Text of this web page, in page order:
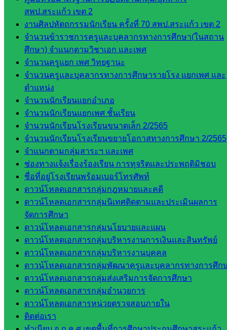
สพป.สระแก้ว เขต 2
งานศิลปหัตถกรรมนักเรียน ครั้งที่ 70 สพป.สระแก้ว เขต 2
จำนวนข้าราชการครูและบุคลากรทางการศึกษา(ในสถาน
ศึกษา) จำแนกตามวิชาเอก และเพศ
จำนวนครูแยก เพศ วิทยฐานะ
จำนวนครูและบุคลากรทางการศึกษารายโรง แยกเพศ และ
ตำแหน่ง
จำนวนนักเรียนแยกอำเภอ
จำนวนนักเรียนแยกเพศ ชั้นเรียน
จำนวนนักเรียนโรงเรียนขนาดเล็ก 2/2565
จำนวนนักเรียนโรงเรียนขยายโอกาสทางการศึกษา 2/2565
จำแนกตามกลุ่มสาระฯ และเพศ
ช่องทางแจ้งเรื่องร้องเรียน การทุจริตและประพฤติมิชอบ
ชื่อที่อยู่โรงเรียนพร้อมเบอร์โทรศัพท์
ดาวน์โหลดเอกสารกลุ่มกฎหมายและคดี
ดาวน์โหลดเอกสารกลุ่มนิเทศติดตามและประเมินผลการ
จัดการศึกษา
ดาวน์โหลดเอกสารกลุ่มนโยบายและแผน
ดาวน์โหลดเอกสารกลุ่มบริหารงานการเงินและสินทรัพย์
ดาวน์โหลดเอกสารกลุ่มบริหารงานบุคคล
ดาวน์โหลดเอกสารกลุ่มพัฒนาครูและบุคลากรทางการศึก
ดาวน์โหลดเอกสารกลุ่มส่งเสริมการจัดการศึกษา
ดาวน์โหลดเอกสารกลุ่มอำนวยการ
ดาวน์โหลดเอกสารหน่วยตรวจสอบภายใน
ติดต่อเรา
เมินผลฯ
เว็บไซต์
หลักสูตร
ต้าน
ทุจริต
นิเทศ
ศน.นิพนธ์
พรมพิไล
นิเทศ
ธิศ/
ศน.อัญชลี
ห้อง
นิเทศ
ดร.สราว
ดี เพ็งศรี
โคตร
เว็บไซต์
คณะ
กรรมการ
ก.ต.ป.น.